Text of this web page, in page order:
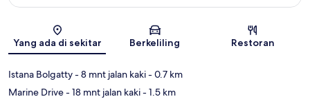
Peta
Yang ada di sekitar Berkeliling Restoran
Istana Bolgatty- 8 mnt jalan kaki- 0.7 km
Marine Drive- 18 mnt jalan kaki- 1.5 km